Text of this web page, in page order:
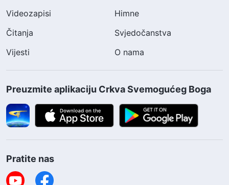
Videozapisi
Himne
Čitanja
Svjedočanstva
Vijesti
O nama
Preuzmite aplikaciju Crkva Svemogućeg Boga
Pratite nas